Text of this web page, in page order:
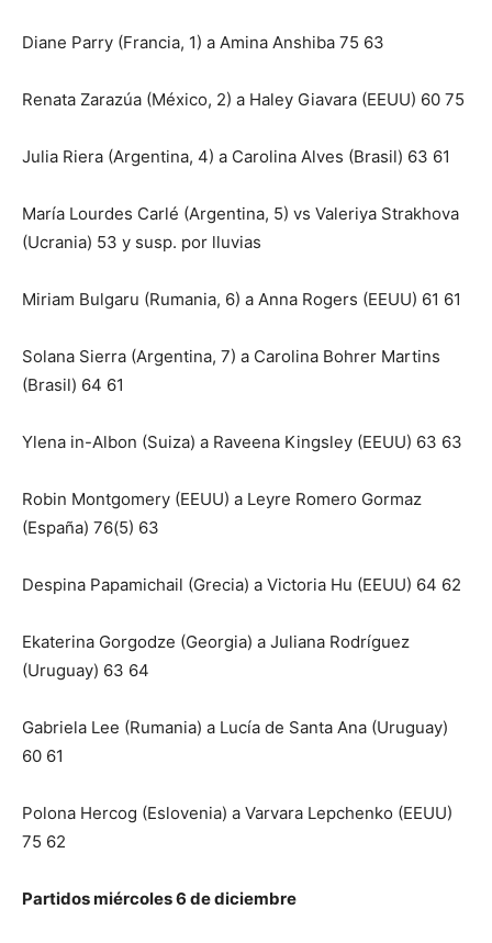
Diane Parry (Francia, 1) a Amina Anshiba 75 63
Renata Zarazúa (México, 2) a Haley Giavara (EEUU) 60 75
Julia Riera (Argentina, 4) a Carolina Alves (Brasil) 63 61
María Lourdes Carlé (Argentina, 5) vs Valeriya Strakhova
(Ucrania) 53 y susp. por lluvias
Miriam Bulgaru (Rumania, 6) a Anna Rogers (EEUU) 61 61
Solana Sierra (Argentina, 7) a Carolina Bohrer Martins
(Brasil) 64 61
Ylena in-Albon (Suiza) a Raveena Kingsley (EEUU) 63 63
Robin Montgomery (EEUU) a Leyre Romero Gormaz
(España) 76(5) 63
Despina Papamichail (Grecia) a Victoria Hu (EEUU) 64 62
Ekaterina Gorgodze (Georgia) a Juliana Rodríguez
(Uruguay) 63 64
Gabriela Lee (Rumania) a Lucía de Santa Ana (Uruguay)
60 61
Polona Hercog (Eslovenia) a Varvara Lepchenko (EEUU)
75 62
Partidos miércoles 6 de diciembre